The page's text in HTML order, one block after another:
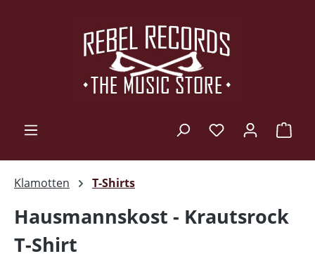
Klamotten T-Shirts
Hausmannskost - Krautsrock
T-Shirt